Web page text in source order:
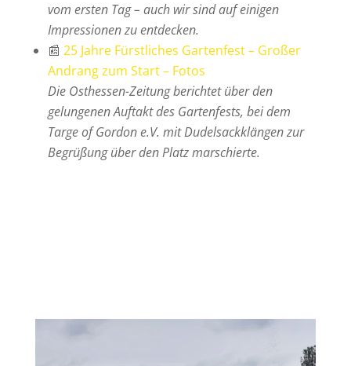
vom ersten Tag – auch wir sind auf einigen
Impressionen zu entdecken.
📰 25 Jahre Fürstliches Gartenfest – Großer
Andrang zum Start – Fotos
Die Osthessen-Zeitung berichtet über den
gelungenen Auftakt des Gartenfests, bei dem
Targe of Gordon e.V. mit Dudelsackklängen zur
Begrüßung über den Platz marschierte.